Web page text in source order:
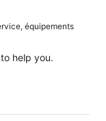
équipements
help you.